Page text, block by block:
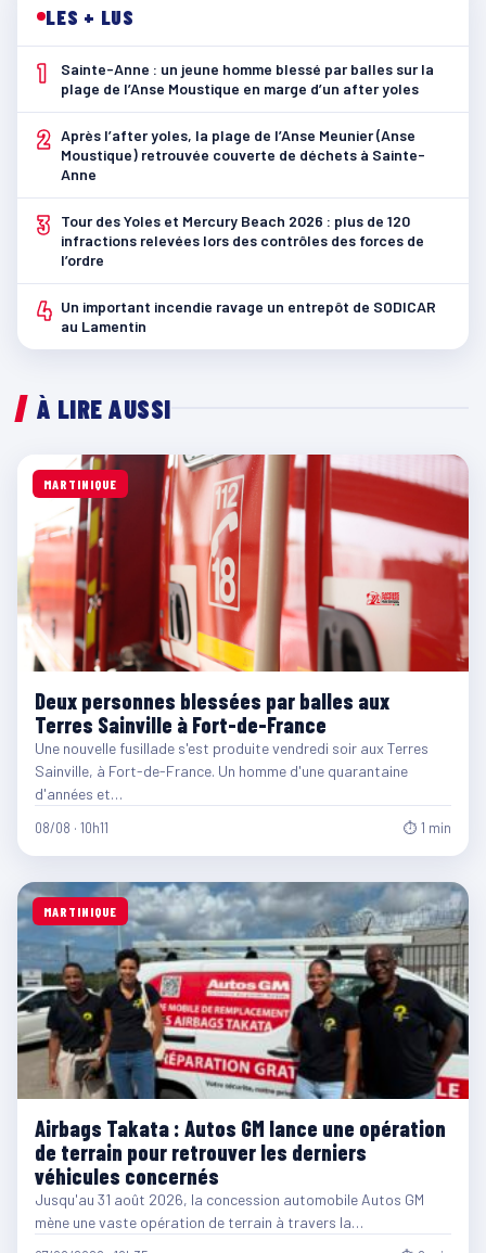
LES + LUS
1
Sainte-Anne : un jeune homme blessé par balles sur la
plage de l’Anse Moustique en marge d’un after yoles
2 Après l’after yoles, la plage de l’Anse Meunier (Anse
Moustique) retrouvée couverte de déchets à Sainte-
Anne
3
Tour des Yoles et Mercury Beach 2026 : plus de 120
infractions relevées lors des contrôles des forces de
l’ordre
4 Un important incendie ravage un entrepôt de SODICAR
au Lamentin
À LIRE AUSSI
MARTINIQUE
Deux personnes blessées par balles aux
Terres Sainville à Fort-de-France
Une nouvelle fusillade s'est produite vendredi soir aux Terres
Sainville, à Fort-de-France. Un homme d'une quarantaine
d'années et…
08/08 · 10h11 ⏱ 1 min
MARTINIQUE
Airbags Takata : Autos GM lance une opération
de terrain pour retrouver les derniers
véhicules concernés
Jusqu'au 31 août 2026, la concession automobile Autos GM
mène une vaste opération de terrain à travers la…